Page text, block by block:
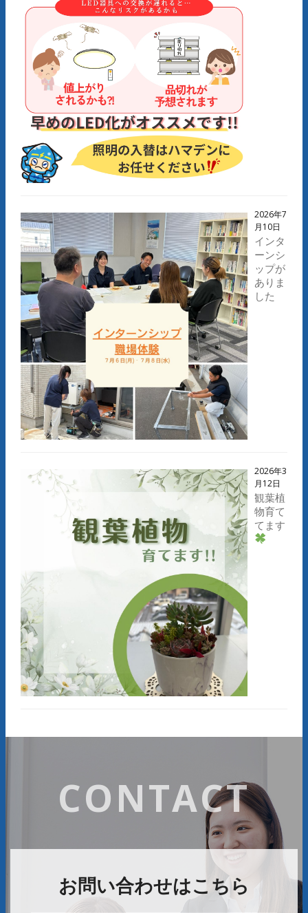
2026年7
月10日
インタ
ーンシ
ップが
ありま
した
2026年3
月12日
観葉植
物育て
てます
CONTACT
お問い合わせはこちら